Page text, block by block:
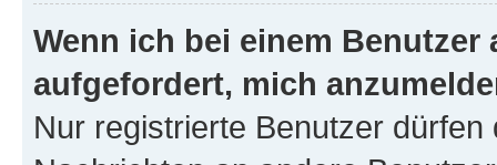
Wenn ich bei einem
aufgefordert, mich
Nur registrierte Benutzer